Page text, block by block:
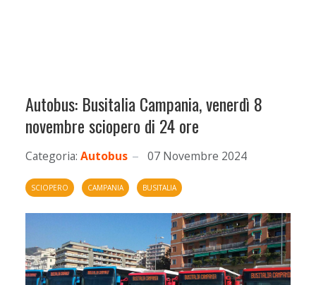
Autobus: Busitalia Campania, venerdì 8
novembre sciopero di 24 ore
Categoria: Autobus 07 Novembre 2024
SCIOPERO CAMPANIA BUSITALIA